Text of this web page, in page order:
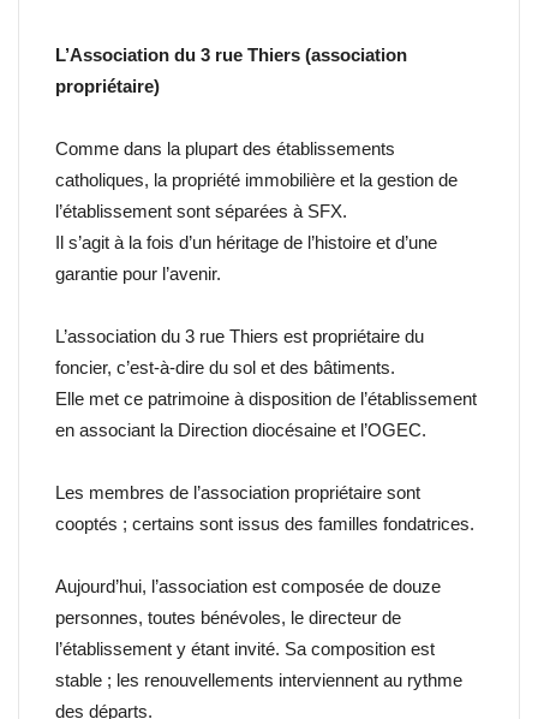
L’Association du 3 rue Thiers (association
propriétaire)
Comme dans la plupart des établissements
catholiques, la propriété immobilière et la gestion de
l’établissement sont séparées à SFX.
Il s’agit à la fois d’un héritage de l’histoire et d’une
garantie pour l’avenir.
L’association du 3 rue Thiers est propriétaire du
foncier, c’est-à-dire du sol et des bâtiments.
Elle met ce patrimoine à disposition de l’établissement
en associant la Direction diocésaine et l’OGEC.
Les membres de l’association propriétaire sont
cooptés ; certains sont issus des familles fondatrices.
Aujourd’hui, l’association est composée de douze
personnes, toutes bénévoles, le directeur de
l’établissement y étant invité. Sa composition est
stable ; les renouvellements interviennent au rythme
des départs.